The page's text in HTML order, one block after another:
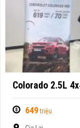
Colorado 2.5L
649triệu